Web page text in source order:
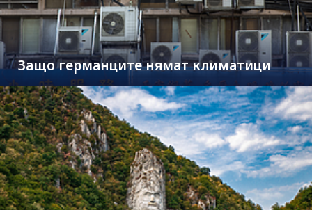
Защо германците нямат климатици